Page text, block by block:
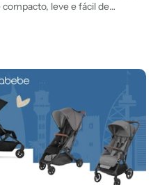
leve e fácil de
ser a escolha ideal. Nesta
características,